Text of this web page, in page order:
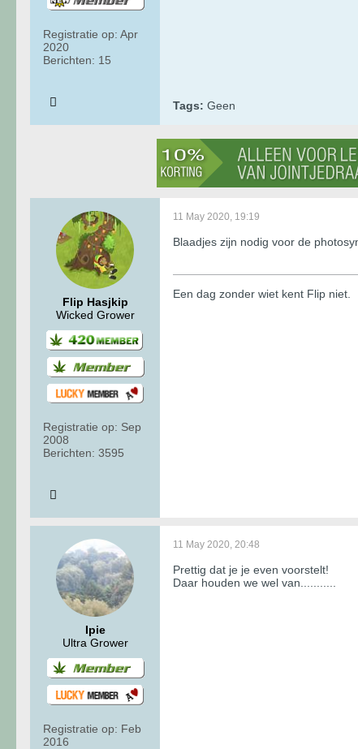
Registratie op: Apr
2020
Berichten: 15
Tags: Geen
Flip Hasjkip
Wicked Grower
Registratie op: Sep
2008
Berichten: 3595
11 May 2020, 19:19
Blaadjes zijn nodig voor de
Een dag zonder wiet kent Flip niet.
Ipie
Ultra Grower
Registratie op: Feb
2016
11 May 2020, 20:48
Prettig dat je je even voorstelt!
Daar houden we wel van...........